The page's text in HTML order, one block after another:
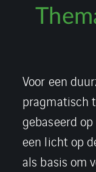
Voor een
pragmatisch
gebaseerd
een licht op
als basis om